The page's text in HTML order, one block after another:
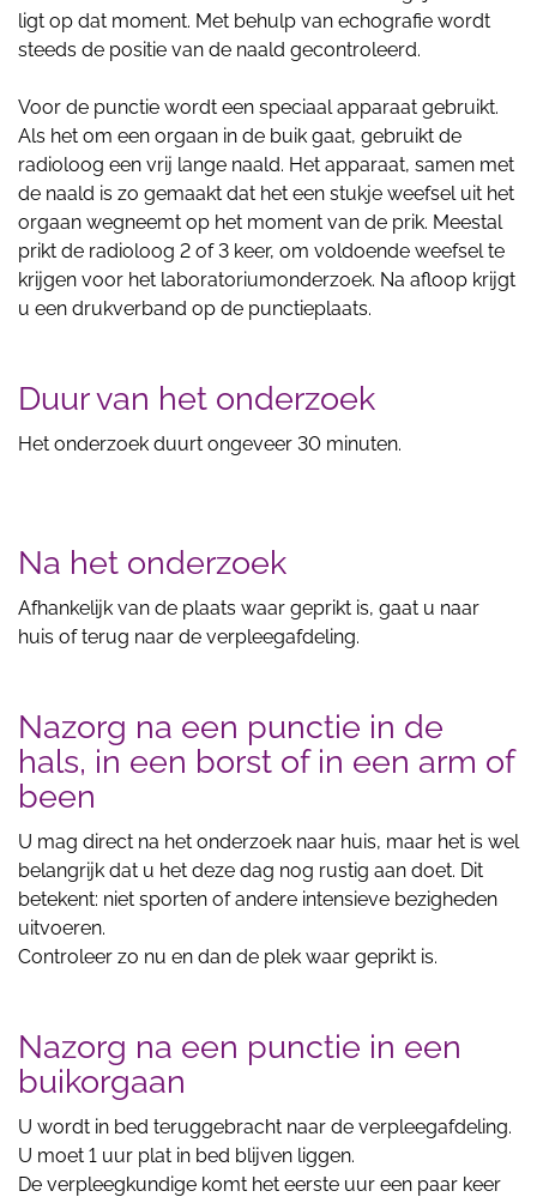
ligt op dat moment. Met behulp van echografie wordt
steeds de positie van de naald gecontroleerd.
Voor de punctie wordt een speciaal apparaat gebruikt.
Als het om een orgaan in de buik gaat, gebruikt de
radioloog een vrij lange naald. Het apparaat, samen met
de naald is zo gemaakt dat het een stukje weefsel uit het
orgaan wegneemt op het moment van de prik. Meestal
prikt de radioloog 2 of 3 keer, om voldoende weefsel te
krijgen voor het laboratoriumonderzoek. Na afloop krijgt
u een drukverband op de punctieplaats.
Duur van het onderzoek
Het onderzoek duurt ongeveer 30 minuten.
Na het onderzoek
Afhankelijk van de plaats waar geprikt is, gaat u naar
huis of terug naar de verpleegafdeling.
Nazorg na een punctie in de
hals, in een borst of in een arm of
been
U mag direct na het onderzoek naar huis, maar het is wel
belangrijk dat u het deze dag nog rustig aan doet. Dit
betekent: niet sporten of andere intensieve bezigheden
uitvoeren.
Controleer zo nu en dan de plek waar geprikt is.
Nazorg na een punctie in een
buikorgaan
U wordt in bed teruggebracht naar de verpleegafdeling.
U moet 1 uur plat in bed blijven liggen.
De verpleegkundige komt het eerste uur een paar keer